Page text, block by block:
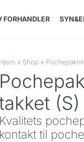
FORHANDLER
Hjem » Shop »
(S)
Kvalitets
kontakt til